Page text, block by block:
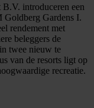
introduceren een
Goldberg Gardens I.
rendement met
beleggers de
twee nieuw te
van de resorts ligt op
recreatie.